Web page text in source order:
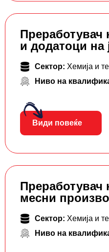
Преработувач
и додатоци на
Сектор: Хемија и
Ниво на
Види повеќе
Преработувач
месни
Сектор: Хемија и
Ниво на